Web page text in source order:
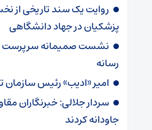
روایت یک سند تاریخی از
پزشکیان در جهاد دانشگاهی
نشست صمیمانه سرپرست
رسانه
امیر «ادیب» رئیس
سردار جلالی: خبرنگاران
جاودانه کردند